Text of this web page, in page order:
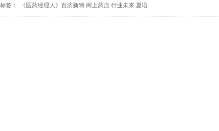
标签： 《医药经理人》百济新特 网上药店 行业未来 夏语